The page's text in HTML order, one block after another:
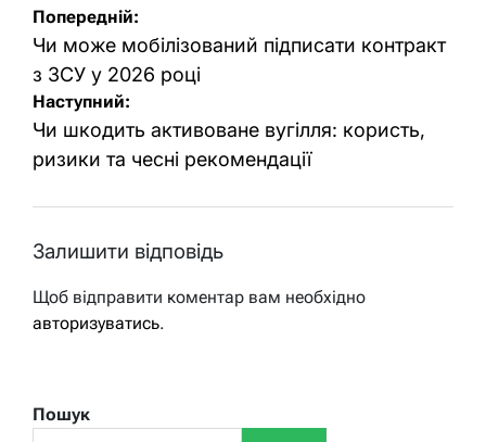
Навігація
записів
Попередній:
Чи може мобілізований підписати контракт
з ЗСУ у 2026 році
Наступний:
Чи шкодить активоване вугілля: користь,
ризики та чесні рекомендації
Залишити відповідь
Щоб відправити коментар вам необхідно
авторизуватись.
Пошук